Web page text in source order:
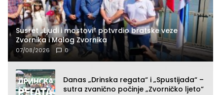
Susret „Ljudi i mostovi“ potvrdio bratske veze
Zvornika i Malog Zvornika
07/08/2026 0
Danas „Drinska regata“ i „Spustijada“ –
sutra zvanično počinje „Zvorničko ljeto“